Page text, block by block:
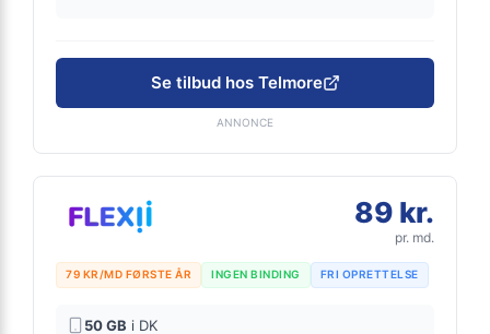
Se tilbud hos Telmore
ANNONCE
89 kr.
pr. md.
79 KR/MD FØRSTE ÅR INGEN BINDING FRI OPRETTELSE
50 GB i DK